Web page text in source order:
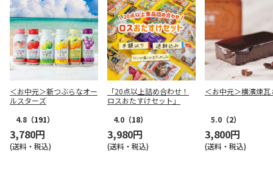
＜お中元＞新つぶらなオー
ルスターズ
4.8 （191）
3,780円
(送料・税込)
「20点以上詰め合わせ！
ロスおたすけセット」
4.0 （18）
3,980円
(送料・税込)
＜お中元＞横濱煉瓦
5.0 （2）
3,800円
(送料・税込)